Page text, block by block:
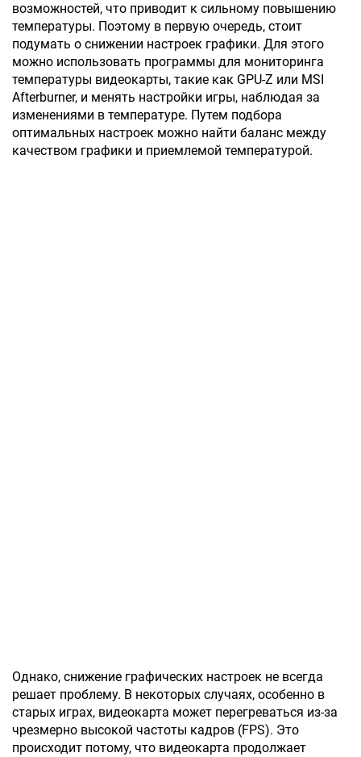
возможностей, что приводит к сильному повышению
температуры. Поэтому в первую очередь, стоит
подумать о снижении настроек графики. Для этого
можно использовать программы для мониторинга
температуры видеокарты, такие как GPU-Z или MSI
Afterburner, и менять настройки игры, наблюдая за
изменениями в температуре. Путем подбора
оптимальных настроек можно найти баланс между
качеством графики и приемлемой температурой.
Однако, снижение графических настроек не всегда
решает проблему. В некоторых случаях, особенно в
старых играх, видеокарта может перегреваться из-за
чрезмерно высокой частоты кадров (FPS). Это
происходит потому, что видеокарта продолжает